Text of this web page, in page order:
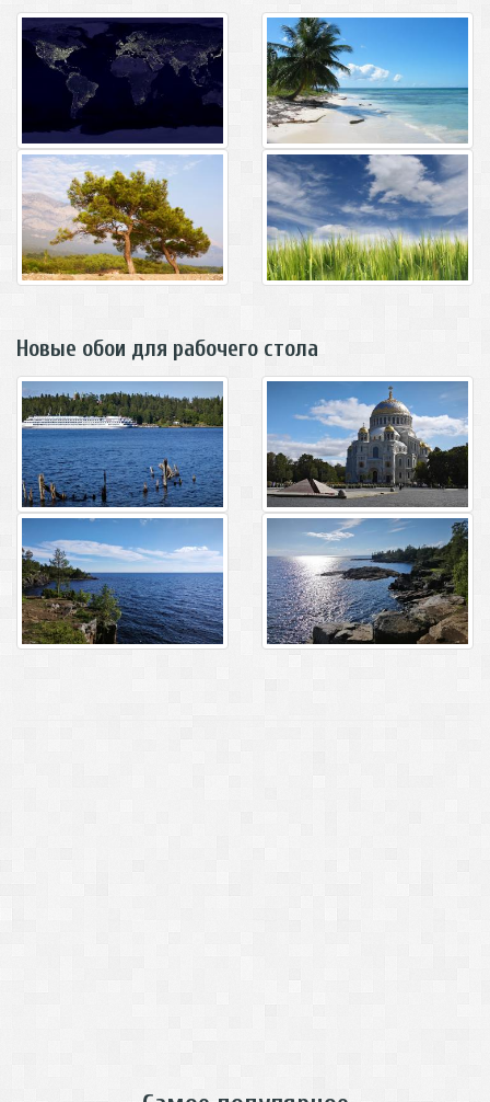
Новые обои для рабочего стола